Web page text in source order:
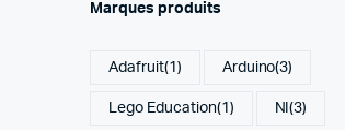
Marques produits
Adafruit(1) Arduino(3)
Lego Education(1) NI(3)